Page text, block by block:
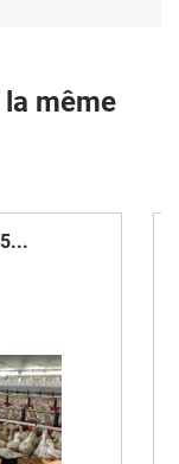
même